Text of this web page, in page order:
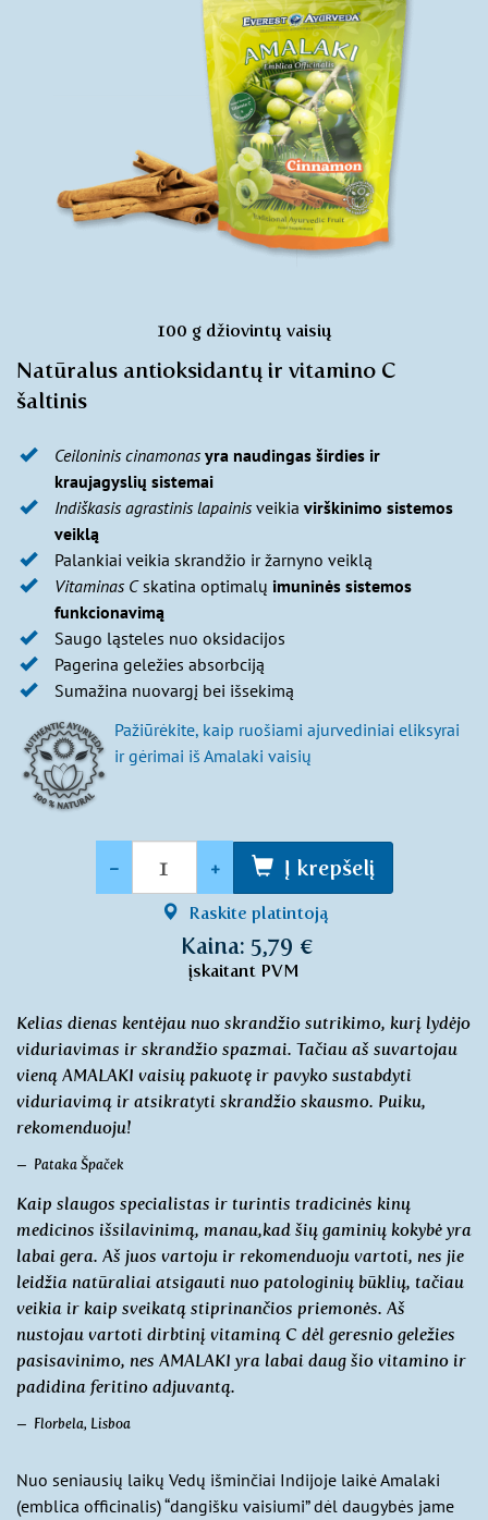
100 g džiovintų vaisių
Natūralus antioksidantų ir vitamino C
šaltinis
Ceiloninis cinamonas yra naudingas širdies ir
kraujagyslių sistemai
Indiškasis agrastinis lapainis veikia virškinimo sistemos
veiklą
Palankiai veikia skrandžio ir žarnyno veiklą
Vitaminas Cskatina optimalų imuninės sistemos
funkcionavimą
Saugo ląsteles nuo oksidacijos
Pagerina geležies absorbciją
Sumažina nuovargį bei išsekimą
Pažiūrėkite, kaip ruošiami ajurvediniai eliksyrai
ir gėrimai iš Amalaki vaisių
- + Į krepšelį
Raskite platintoją
Kaina: 5,79 €
įskaitant PVM
Kelias dienas kentėjau nuo skrandžio sutrikimo, kurį lydėjo
viduriavimas ir skrandžio spazmai. Tačiau aš suvartojau
vieną AMALAKI vaisių pakuotę ir pavyko sustabdyti
viduriavimą ir atsikratyti skrandžio skausmo. Puiku,
rekomenduoju!
Pataka Špaček
Kaip slaugos specialistas ir turintis tradicinės kinų
medicinos išsilavinimą, manau,kad šių gaminių kokybė yra
labai gera. Aš juos vartoju ir rekomenduoju vartoti, nes jie
leidžia natūraliai atsigauti nuo patologinių būklių, tačiau
veikia ir kaip sveikatą stiprinančios priemonės. Aš
nustojau vartoti dirbtinį vitaminą C dėl geresnio geležies
pasisavinimo, nes AMALAKI yra labai daug šio vitamino ir
padidina feritino adjuvantą.
Florbela, Lisboa
Nuo seniausių laikų Vedų išminčiai Indijoje laikė Amalaki
(emblica officinalis) “dangišku vaisiumi” dėl daugybės jame